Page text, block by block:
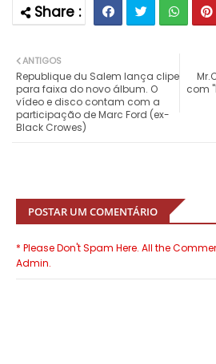
com
ANTIGOS
Republique du Salem lança clipe
para faixa do novo álbum. O
vídeo e disco contam com a
participação de Marc Ford (ex-
Black Crowes)
POSTAR UM COMENTÁRIO
* Please Don't Spam Here. All the
Admin.